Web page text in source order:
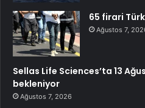
65 firari
Ağustos 7,
Sellas Life Sciences’ta 13
bekleniyor
Ağustos 7, 2026